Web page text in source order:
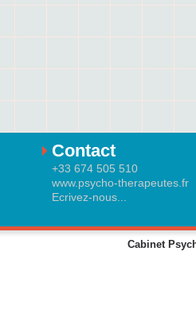
Contact
+33 674 505 510
www.psycho-therapeutes.fr
Ecrivez-nous...
Cabinet